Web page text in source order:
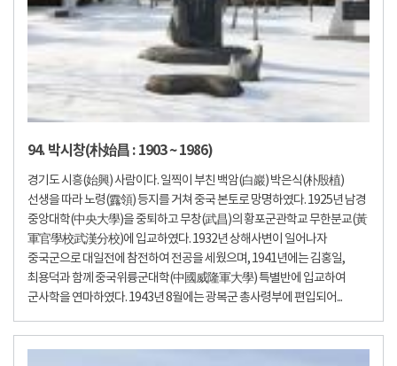
94. 박시창(朴始昌 : 1903 ~ 1986)
경기도 시흥(始興) 사람이다. 일찍이 부친 백암(白巖) 박은식(朴殷植)
선생을 따라 노령(露領) 등지를 거쳐 중국 본토로 망명하였다. 1925년 남경
중앙대학(中央大學)을 중퇴하고 무창(武昌)의 황포군관학교 무한분교(黃
軍官學校武漢分校)에 입교하였다. 1932년 상해사변이 일어나자
중국군으로 대일전에 참전하여 전공을 세웠으며, 1941년에는 김홍일,
최용덕과 함께 중국위륭군대학(中國威隆軍大學) 특별반에 입교하여
군사학을 연마하였다. 1943년 8월에는 광복군 총사령부에 편입되어...